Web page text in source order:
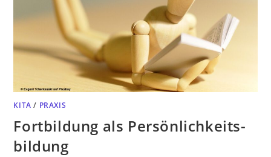
KITA / PRAXIS
Fortbildung als Persönlichkeits­
bildung